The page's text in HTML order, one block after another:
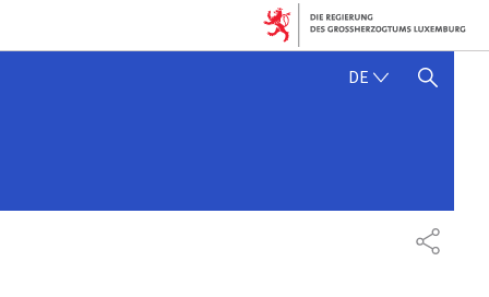
DE DEUTSCH
SUCHFLED ANZEIGEN /
TEILEN